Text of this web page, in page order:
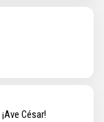
César!